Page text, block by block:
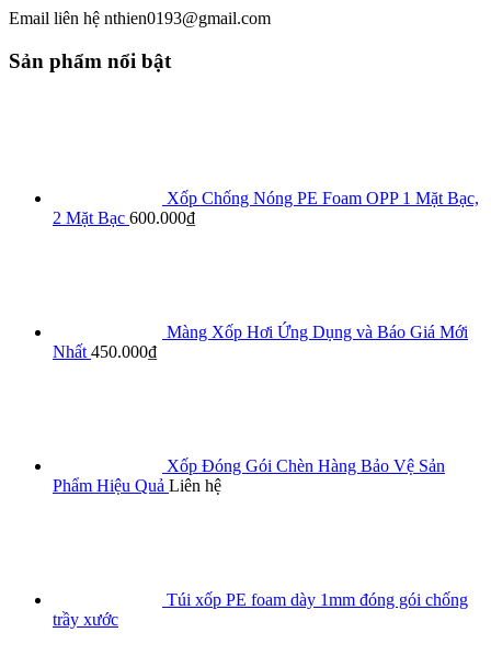
Email liên hệ nthien0193@gmail.com
Sản phẩm nổi bật
Xốp Chống Nóng PE Foam OPP 1 Mặt Bạc,
2 Mặt Bạc 600.000₫
Màng Xốp Hơi Ứng Dụng và Báo Giá Mới
Nhất 450.000₫
Xốp Đóng Gói Chèn Hàng Bảo Vệ Sản
Phẩm Hiệu Quả Liên hệ
Túi xốp PE foam dày 1mm đóng gói chống
trầy xước